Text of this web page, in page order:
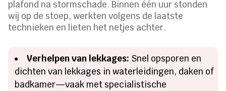
plafond na stormschade. Binnen één uur stonden
wij op de stoep, werkten volgens de laatste
technieken en lieten het netjes achter.
Verhelpen van lekkages: Snel opsporen en
dichten van lekkages in waterleidingen, daken of
badkamer—vaak met specialistische